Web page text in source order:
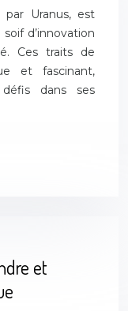
par Uranus, est
d’innovation
Ces traits de
et fascinant,
dans ses
et